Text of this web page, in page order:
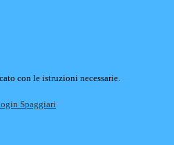
con le istruzioni necessarie.
Spaggiari